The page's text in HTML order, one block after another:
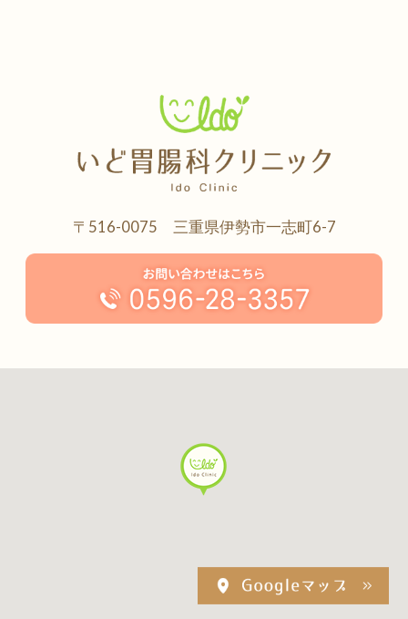
〒516-0075 三重県伊勢市一志町6-7